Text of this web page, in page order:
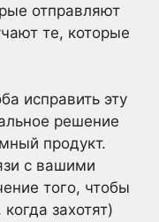
отправляют
те, которые
исправить эту
решение
продукт.
с вашими
того, чтобы
захотят)